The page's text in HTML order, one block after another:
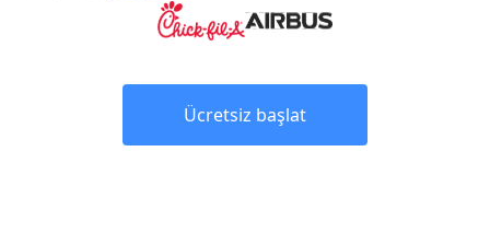
Ücretsiz başlat